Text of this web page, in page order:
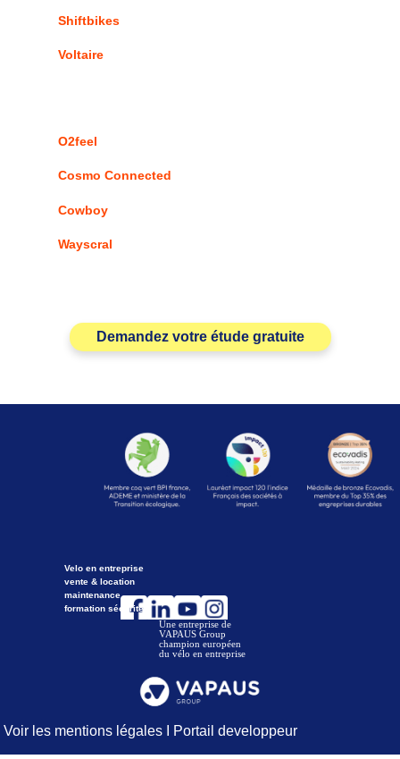
Shiftbikes
Voltaire
O2feel
Cosmo Connected
Cowboy
Wayscral
Demandez votre étude gratuite
Velo en entreprise
vente & location
maintenance
formation sécurité
Une entreprise de
VAPAUS Group
champion européen
du vélo en entreprise
Voir les mentions légales Portail developpeur